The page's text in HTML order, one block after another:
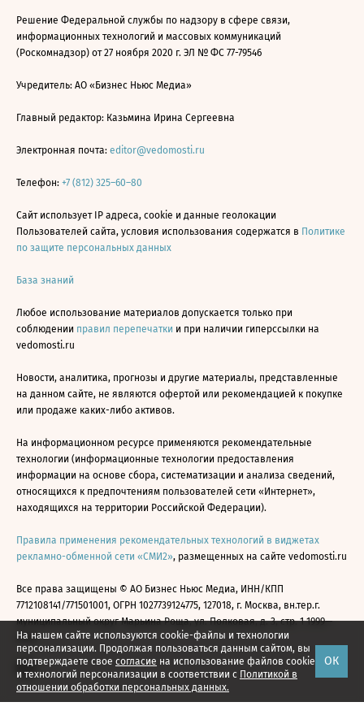
На нашем сайте используются cookie-файлы и технологии
персонализации. Продолжая пользоваться данным сайтом, вы
подтверждаете свое согласие на использование файлов cookie
и технологий персонализации в соответствии с Политикой в
отношении обработки персональных данных.
ОК
Решение Федеральной службы по надзору в сфере связи,
информационных технологий и массовых коммуникаций
(Роскомнадзор) от 27 ноября 2020 г. ЭЛ № ФС 77-79546
Учредитель: АО «Бизнес Ньюс Медиа»
Главный редактор: Казьмина Ирина Сергеевна
Электронная почта: editor@vedomosti.ru
Телефон: +7 (812) 325–60–80
Сайт использует IP адреса, cookie и данные геолокации
Пользователей сайта, условия использования содержатся в Политике
по защите персональных данных
База знаний
Любое использование материалов допускается только при
соблюдении правил перепечатки и при наличии гиперссылки на
vedomosti.ru
Новости, аналитика, прогнозы и другие материалы, представленные
на данном сайте, не являются офертой или рекомендацией к покупке
или продаже каких-либо активов.
На информационном ресурсе применяются рекомендательные
технологии (информационные технологии предоставления
информации на основе сбора, систематизации и анализа сведений,
относящихся к предпочтениям пользователей сети «Интернет»,
находящихся на территории Российской Федерации).
Правила применения рекомендательных технологий в виджетах
рекламно-обменной сети «СМИ2», размещенных на сайте vedomosti.ru
Все права защищены © АО Бизнес Ньюс Медиа, ИНН/КПП
7712108141/771501001, ОГРН 1027739124775, 127018, г. Москва, вн.тер.г.
муниципальный округ Марьина Роща, ул. Полковая, д. 3, стр. 1 1999—
2026